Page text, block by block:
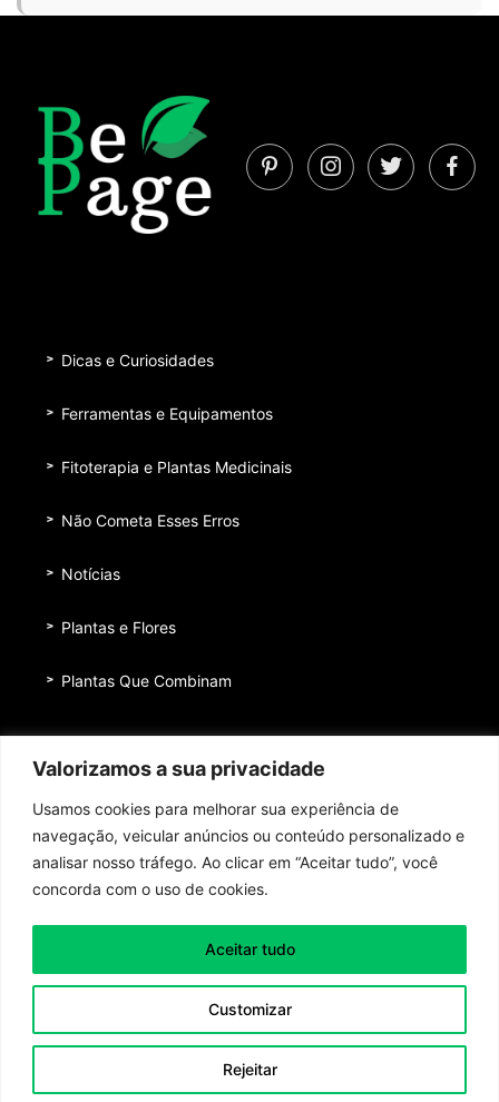
Valorizamos a sua privacidade
Usamos cookies para melhorar sua experiência de
navegação, veicular anúncios ou conteúdo personalizado e
analisar nosso tráfego. Ao clicar em “Aceitar tudo”, você
concorda com o uso de cookies.
Customizar
Rejeitar
Aceitar tudo
Dicas e Curiosidades
Ferramentas e Equipamentos
Fitoterapia e Plantas Medicinais
Não Cometa Esses Erros
Notícias
Plantas e Flores
Plantas Que Combinam
Quem nos patrocina
Contato
Toda honra e toda glória ao Senhor Jesus Cristo!
Política de Privacidade|Termos de Uso
Copyright 2026 Be Page - Todos os direitos reservados